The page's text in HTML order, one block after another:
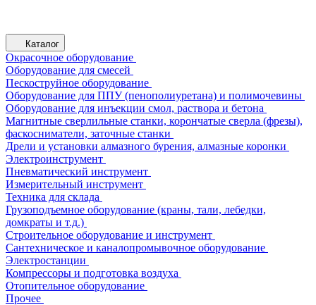
Каталог
Окрасочное оборудование
Оборудование для смесей
Пескоструйное оборудование
Оборудование для ППУ (пенополиуретана) и полимочевины
Оборудование для инъекции смол, раствора и бетона
Магнитные сверлильные станки, корончатые сверла (фрезы),
фаскосниматели, заточные станки
Дрели и установки алмазного бурения, алмазные коронки
Электроинструмент
Пневматический инструмент
Измерительный инструмент
Техника для склада
Грузоподъемное оборудование (краны, тали, лебедки,
домкраты и т.д.)
Строительное оборудование и инструмент
Сантехническое и каналопромывочное оборудование
Электростанции
Компрессоры и подготовка воздуха
Отопительное оборудование
Прочее